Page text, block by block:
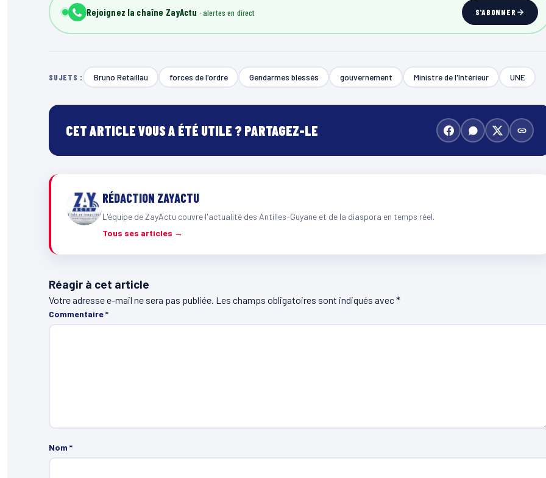
Rejoignez la chaîne ZayActu S'ABONNER
SUJETS : Bruno Retaillau forces de l'ordre Gendarmes blessés gouvernement Ministre de l'Intérieur UNE
CET ARTICLE VOUS A ÉTÉ UTILE ? PARTAGEZ-LE
RÉDACTION ZAYACTU
L'équipe de ZayActu couvre l'actualité des Antilles-Guyane et de la diaspora en temps réel.
Tous ses articles →
Réagir à cet article
Votre adresse e-mail ne sera pas publiée. Les champs obligatoires sont indiqués avec*
Commentaire*
Nom *